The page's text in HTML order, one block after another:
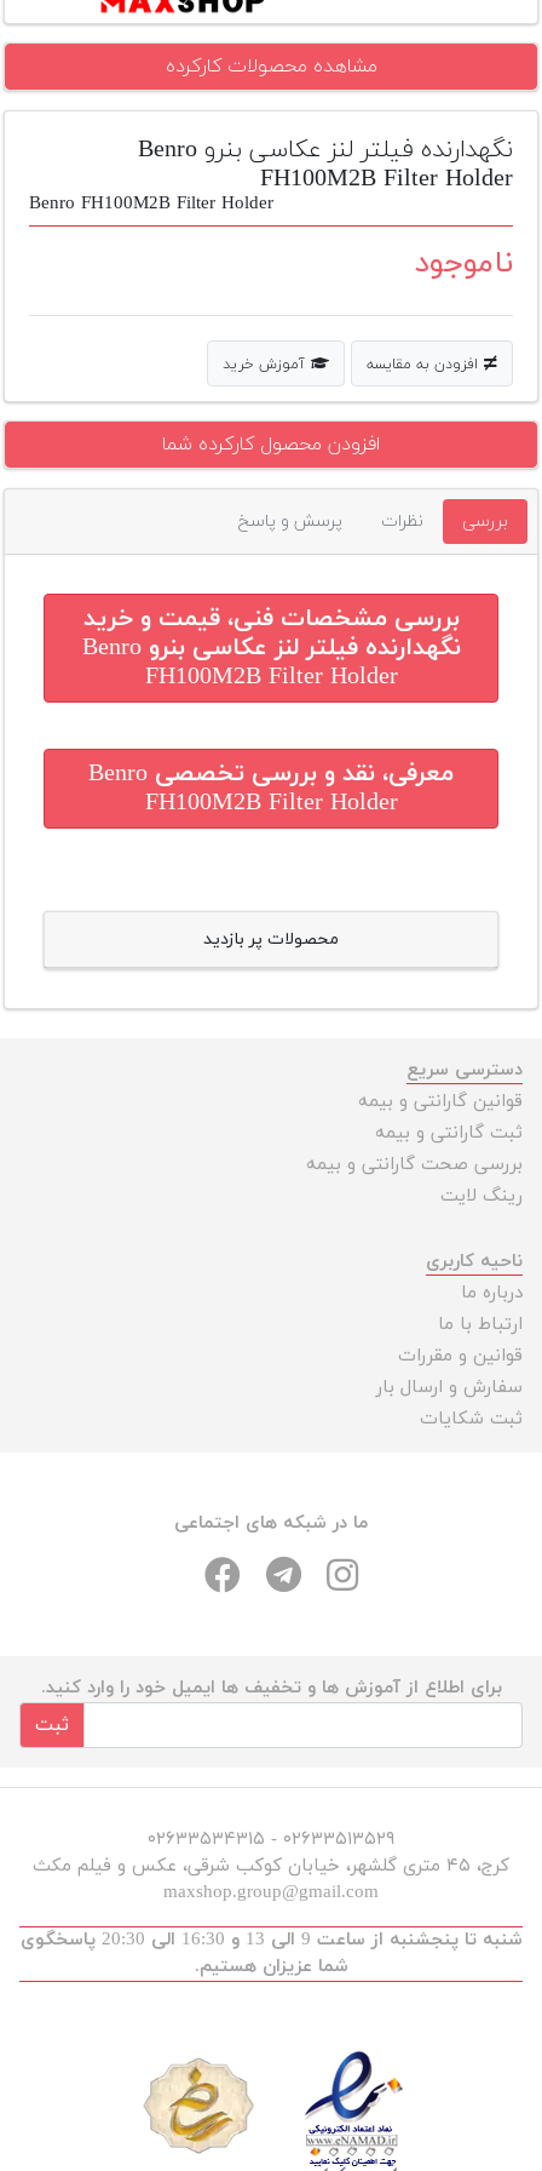
پلاس
افزودن
محصول
دوم
لیست
بله
مشاهده محصولات کارکرده
نگهدارنده فیلتر لنز عکاسی بنرو Benro
FH100M2B Filter Holder
Benro FH100M2B Filter Holder
ناموجود
افزودن به مقایسه آموزش خرید
افزودن محصول کارکرده شما
بررسی نظرات پرسش و پاسخ
بررسی مشخصات فنی، قیمت و خرید
نگهدارنده فیلتر لنز عکاسی بنرو Benro
FH100M2B Filter Holder
معرفی، نقد و بررسی تخصصی Benro
FH100M2B Filter Holder
محصولات پر بازدید
دسترسی سریع
قوانین گارانتی و بیمه
ثبت گارانتی و بیمه
بررسی صحت گارانتی و بیمه
رینگ لایت
ناحیه کاربری
درباره ما
ارتباط با ما
قوانین و مقررات
سفارش و ارسال بار
ثبت شکایات
ما در شبکه های اجتماعی
برای اطلاع از آموزش ها و تخفیف ها ایمیل خود را وارد کنید.
ثبت
۰۲۶۳۳۵۱۳۵۲۹ - ۰۲۶۳۳۵۳۴۳۱۵
کرج، ۴۵ متری گلشهر، خیابان کوکب شرقی، عکس و فیلم مکث
maxshop.group@gmail.com
شنبه تا پنجشنبه از ساعت 9 الی 13 و 16:30 الی 20:30 پاسخگوی
شما عزیزان هستیم.